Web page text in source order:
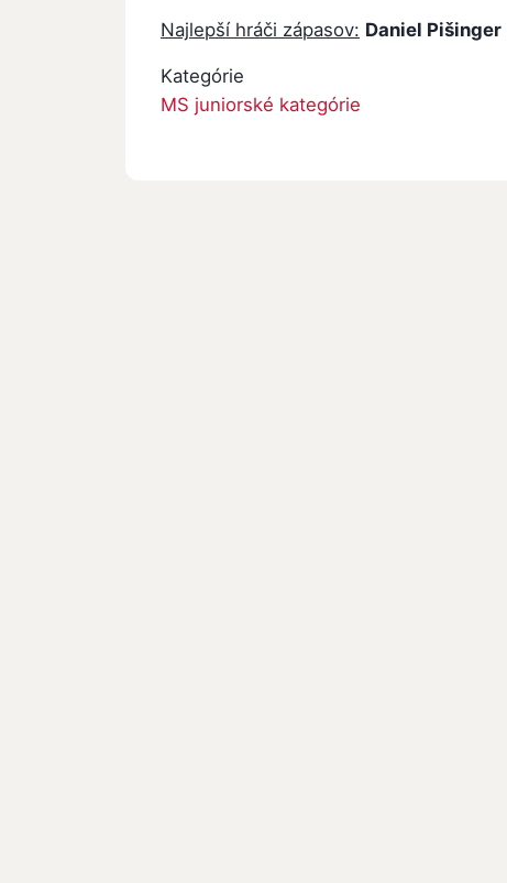
Najlepší hráči zápasov: Daniel Pišinger
Kategórie
MS juniorské kategórie